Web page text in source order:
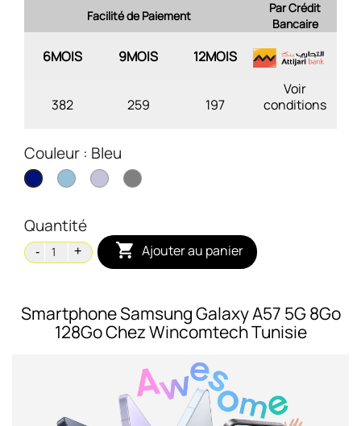
Facilité de Paiement
Par Crédit
Bancaire
6MOIS 9MOIS 12MOIS
382 259 197
Voir
conditions
Couleur : Bleu
Bleu
Blue
Violet
Lavande
Gris
Quantité
 Ajouter au panier
Smartphone Samsung Galaxy A57 5G 8Go
128Go Chez Wincomtech Tunisie